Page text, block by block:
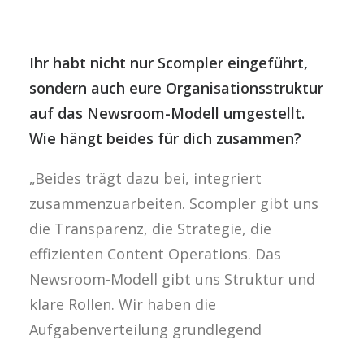
Ihr habt nicht nur Scompler eingeführt,
sondern auch eure Organisationsstruktur
auf das Newsroom-Modell umgestellt.
Wie hängt beides für dich zusammen?
„Beides trägt dazu bei, integriert
zusammenzuarbeiten. Scompler gibt uns
die Transparenz, die Strategie, die
effizienten Content Operations. Das
Newsroom-Modell gibt uns Struktur und
klare Rollen. Wir haben die
Aufgabenverteilung grundlegend